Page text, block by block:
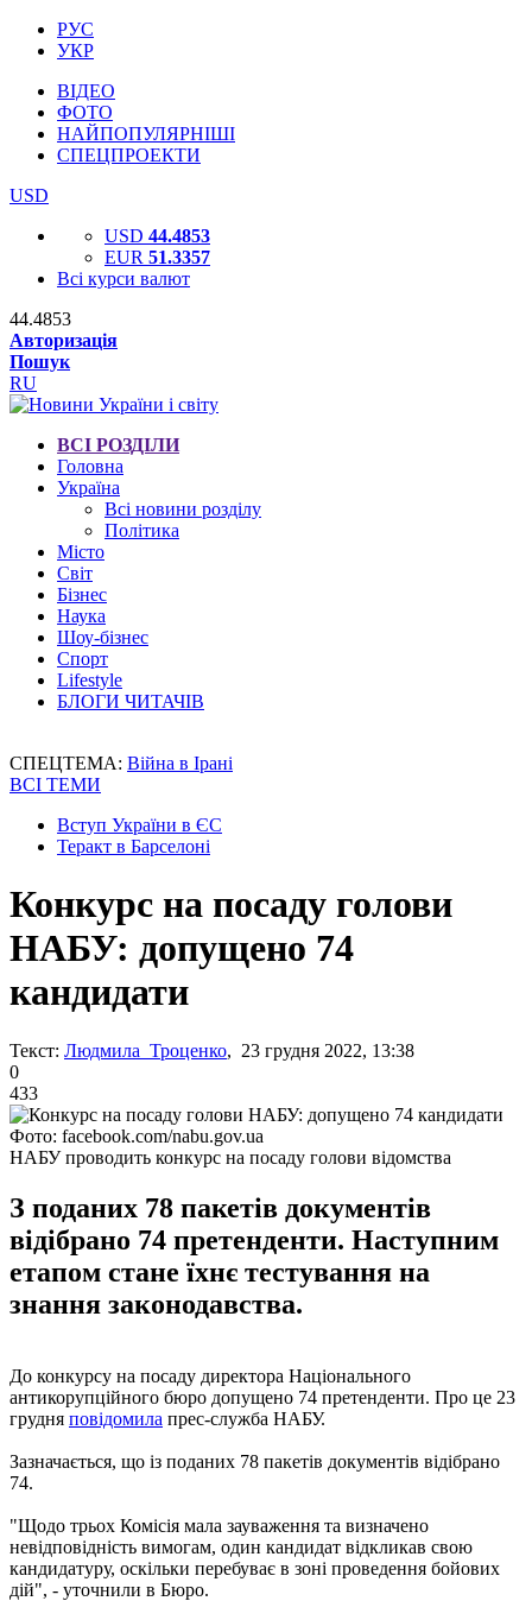
РУС
УКР
ВІДЕО
ФОТО
НАЙПОПУЛЯРНІШІ
СПЕЦПРОЕКТИ
USD
USD 44.4853
EUR 51.3357
Всі курси валют
44.4853
Авторизація
Пошук
RU
ВСІ РОЗДІЛИ
Головна
Україна
Всі новини розділу
Політика
Місто
Світ
Бізнес
Наука
Шоу-бізнес
Спорт
Lifestyle
БЛОГИ ЧИТАЧІВ
СПЕЦТЕМА: Війна в Ірані
ВСІ ТЕМИ
Вступ України в ЄС
Теракт в Барселоні
Конкурс на посаду голови
НАБУ: допущено 74
кандидати
Текст: Людмила Троценко, 23 грудня 2022, 13:38
0
433
Фото: facebook.com/nabu.gov.ua
НАБУ проводить конкурс на посаду голови відомства
З поданих 78 пакетів документів
відібрано 74 претенденти. Наступним
етапом стане їхнє тестування на
знання законодавства.
До конкурсу на посаду директора Національного
антикорупційного бюро допущено 74 претенденти. Про це 23
грудня повідомила прес-служба НАБУ.
Зазначається, що із поданих 78 пакетів документів відібрано
74.
"Щодо трьох Комісія мала зауваження та визначено
невідповідність вимогам, один кандидат відкликав свою
кандидатуру, оскільки перебуває в зоні проведення бойових
дій", - уточнили в Бюро.